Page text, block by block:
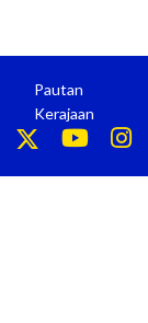
Pautan
Kerajaan